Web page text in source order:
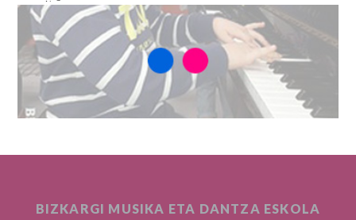
BIZKARGI MUSIKA ETA DANTZA ESKOLA